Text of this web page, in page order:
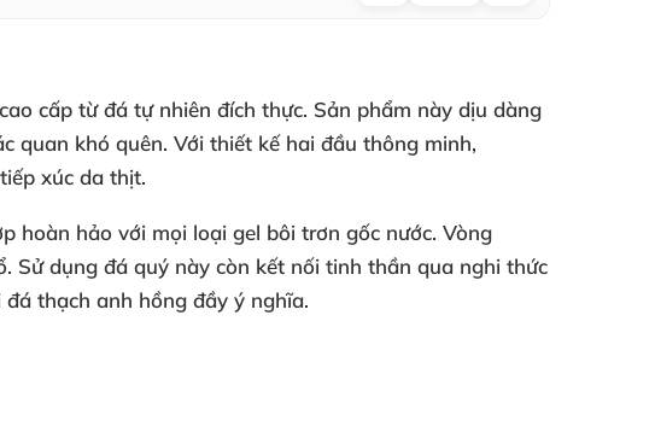
cấp từ đá tự nhiên đích thực. Sản phẩm này dịu dàng
quan khó quên. Với thiết kế hai đầu thông minh,
xúc da thịt.
hoàn hảo với mọi loại gel bôi trơn gốc nước. Vòng
Sử dụng đá quý này còn kết nối tinh thần qua nghi thức
đá thạch anh hồng đầy ý nghĩa.